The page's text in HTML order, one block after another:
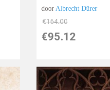
door Albrecht Dürer
€164.00
€95.12